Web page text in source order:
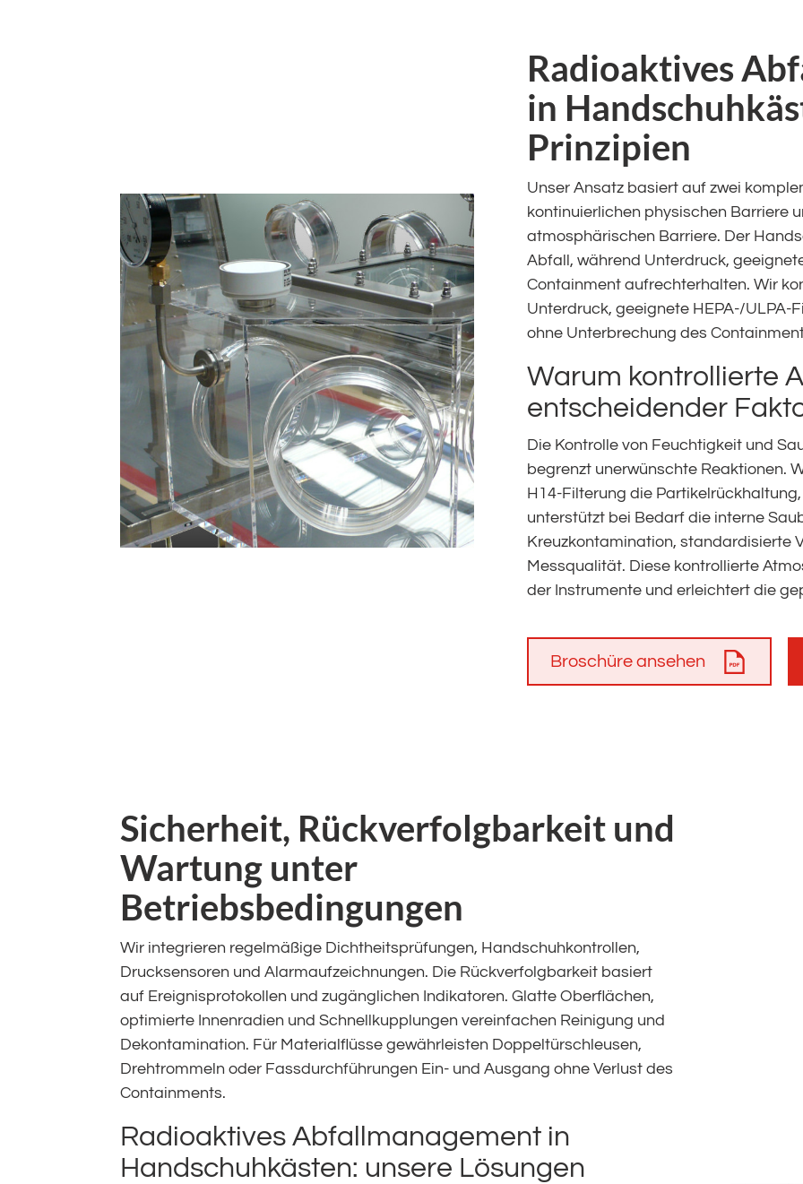
Radioaktives
in
Prinzipien
Unser Ansatz basiert auf zwei
kontinuierlichen physischen Barriere
atmosphärischen Barriere. Der
Abfall, während Unterdruck,
Containment aufrechterhalten. Wir
Unterdruck, geeignete HEPA-/ULPA-
ohne Unterbrechung des
Warum kontrollierte
entscheidender
Die Kontrolle von Feuchtigkeit und
begrenzt unerwünschte Reaktionen.
H14-Filterung die
unterstützt bei Bedarf die interne
Kreuzkontamination, standardisierte
Messqualität. Diese kontrollierte
der Instrumente und erleichtert die
Broschüre ansehen
Sicherheit, Rückverfolgbarkeit und
Wartung unter
Betriebsbedingungen
Wir integrieren regelmäßige Dichtheitsprüfungen, Handschuhkontrollen,
Drucksensoren und Alarmaufzeichnungen. Die Rückverfolgbarkeit basiert
auf Ereignisprotokollen und zugänglichen Indikatoren. Glatte Oberflächen,
optimierte Innenradien und Schnellkupplungen vereinfachen Reinigung und
Dekontamination. Für Materialflüsse gewährleisten Doppeltürschleusen,
Drehtrommeln oder Fassdurchführungen Ein- und Ausgang ohne Verlust des
Containments.
Radioaktives Abfallmanagement in
Handschuhkästen: unsere Lösungen